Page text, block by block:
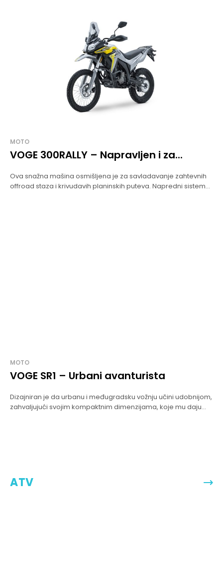
MOTO
VOGE 300RALLY – Napravljen i za...
Ova snažna mašina osmišljena je za savladavanje zahtevnih
offroad staza i krivudavih planinskih puteva. Napredni sistem...
MOTO
VOGE SR1 – Urbani avanturista
Dizajniran je da urbanu i međugradsku vožnju učini udobnijom,
zahvaljujući svojim kompaktnim dimenzijama, koje mu daju...
ATV